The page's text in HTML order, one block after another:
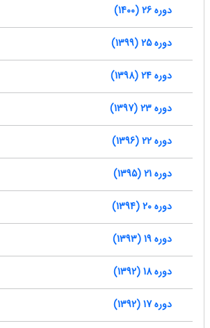
دوره 26 (1400)
دوره 25 (1399)
دوره 24 (1398)
دوره 23 (1397)
دوره 22 (1396)
دوره 21 (1395)
دوره 20 (1394)
دوره 19 (1393)
دوره 18 (1392)
دوره 17 (1392)